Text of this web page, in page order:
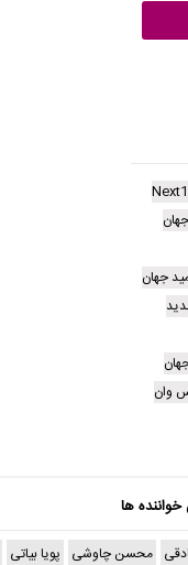
Next1
جهان
وان
خواننده ها
محسن چاوشی پویا بیاتی